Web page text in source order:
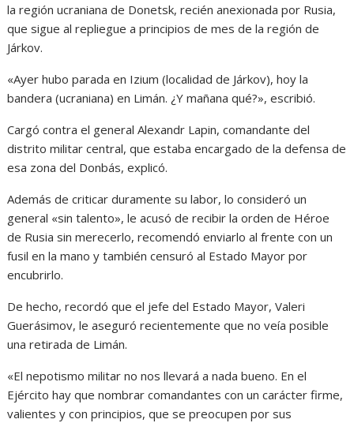
la región ucraniana de Donetsk, recién anexionada por Rusia,
que sigue al repliegue a principios de mes de la región de
Járkov.
«Ayer hubo parada en Izium (localidad de Járkov), hoy la
bandera (ucraniana) en Limán. ¿Y mañana qué?», escribió.
Cargó contra el general Alexandr Lapin, comandante del
distrito militar central, que estaba encargado de la defensa de
esa zona del Donbás, explicó.
Además de criticar duramente su labor, lo consideró un
general «sin talento», le acusó de recibir la orden de Héroe
de Rusia sin merecerlo, recomendó enviarlo al frente con un
fusil en la mano y también censuró al Estado Mayor por
encubrirlo.
De hecho, recordó que el jefe del Estado Mayor, Valeri
Guerásimov, le aseguró recientemente que no veía posible
una retirada de Limán.
«El nepotismo militar no nos llevará a nada bueno. En el
Ejército hay que nombrar comandantes con un carácter firme,
valientes y con principios, que se preocupen por sus